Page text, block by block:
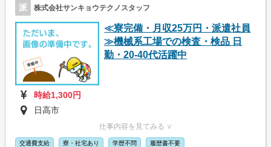
派 株式会社サンキョウテクノスタッフ
≪寮完備・月収25万円・派遣社員
≫機械系工場での検査・検品 日
勤・20-40代活躍中
時給1,300円
日高市
仕事内容を見てみる ∨
交通費支給 寮・社宅あり 学歴不問 履歴書不要